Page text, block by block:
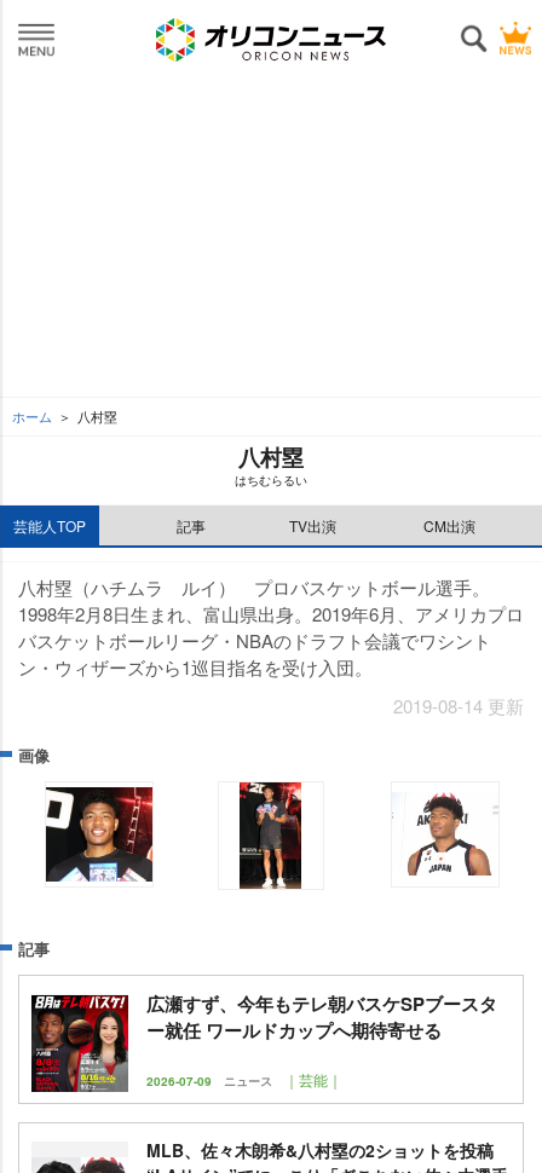
ホーム 八村塁
八村塁
はちむらるい
芸能人TOP 記事 TV出演 CM出演
八村塁（ハチムラ ルイ） プロバスケットボール選手。
1998年2月8日生まれ、富山県出身。2019年6月、アメリカプロ
バスケットボールリーグ・NBAのドラフト会議でワシント
ン・ウィザーズから1巡目指名を受け入団。
2019-08-14 更新
画像
記事
広瀬すず、今年もテレ朝バスケSPブースタ
ー就任 ワールドカップへ期待寄せる
2026-07-09 ニュース ｜芸能｜
MLB、佐々木朗希&八村塁の2ショットを投稿